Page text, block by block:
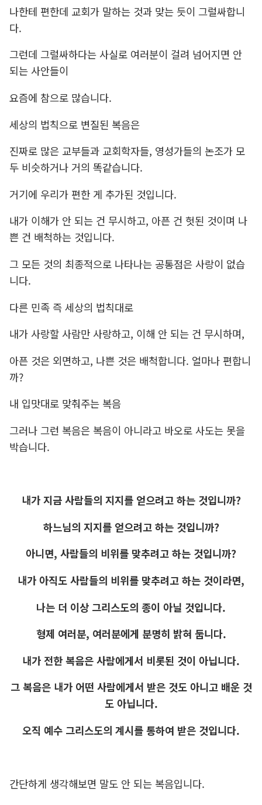
나한테 편한데 교회가 말하는 것과 맞는 듯이 그럴싸합니
다.
그런데 그럴싸하다는 사실로 여러분이 걸려 넘어지면 안
되는 사안들이
요즘에 참으로 많습니다.
세상의 법칙으로 변질된 복음은
진짜로 많은 교부들과 교회학자들, 영성가들의 논조가 모
두 비슷하거나 거의 똑같습니다.
거기에 우리가 편한 게 추가된 것입니다.
내가 이해가 안 되는 건 무시하고, 아픈 건 헛된 것이며 나
쁜 건 배척하는 것입니다.
그 모든 것의 최종적으로 나타나는 공통점은 사랑이 없습
니다.
다른 민족 즉 세상의 법칙대로
내가 사랑할 사람만 사랑하고, 이해 안 되는 건 무시하며,
아픈 것은 외면하고, 나쁜 것은 배척합니다. 얼마나 편합니
까?
내 입맛대로 맞춰주는 복음
그러나 그런 복음은 복음이 아니라고 바오로 사도는 못을
박습니다.
내가 지금 사람들의 지지를 얻으려고 하는 것입니까?
하느님의 지지를 얻으려고 하는 것입니까?
아니면, 사람들의 비위를 맞추려고 하는 것입니까?
내가 아직도 사람들의 비위를 맞추려고 하는 것이라면,
나는 더 이상 그리스도의 종이 아닐 것입니다.
형제 여러분, 여러분에게 분명히 밝혀 둡니다.
내가 전한 복음은 사람에게서 비롯된 것이 아닙니다.
그 복음은 내가 어떤 사람에게서 받은 것도 아니고 배운 것
도 아닙니다.
오직 예수 그리스도의 계시를 통하여 받은 것입니다.
간단하게 생각해보면 말도 안 되는 복음입니다.